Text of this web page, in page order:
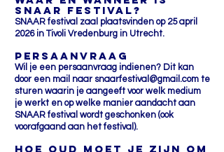
SNAAR FESTIVAL?
SNAAR festival zaal plaatsvinden op 25 april
2026 in Tivoli Vredenburg in Utrecht.
Persaanvraag
Wil je een persaanvraag indienen? Dit kan
door een mail naar snaarfestival@gmail.com te
sturen waarin je aangeeft voor welk medium
je werkt en op welke manier aandacht aan
SNAAR festival wordt geschonken (ook
voorafgaand aan het festival).
HOE OUD MOET JE ZIJN OM